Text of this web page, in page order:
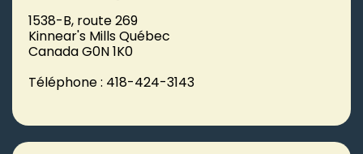
1538-B, route 269
Kinnear's Mills Québec
Canada G0N 1K0
Téléphone : 418-424-3143